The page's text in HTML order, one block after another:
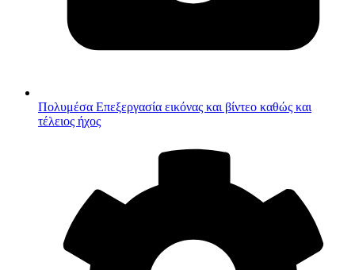
Πολυμέσα Επεξεργασία εικόνας και βίντεο καθώς και
τέλειος ήχος